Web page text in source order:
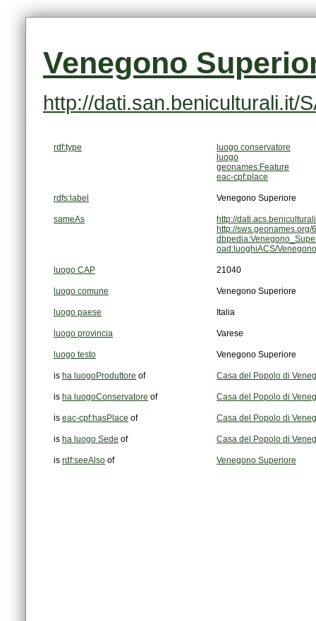
Venegono
http://dati.san.beniculturali.it/
rdf:type
luogo conservatore
luogo
geonames:Feature
eac-cpf:place
rdfs:label Venegono Superiore
sameAs
http://
http://sws.geonames.org/
oad:luoghiACS/
luogo CAP 21040
luogo comune Venegono Superiore
luogo paese Italia
luogo provincia Varese
luogo testo Venegono Superiore
is ha luogoProduttore of Casa del Popolo di
is ha luogoConservatore of Casa del Popolo di
is eac-cpf:hasPlace of Casa del Popolo di
is ha luogo Sede of Casa del Popolo di
is rdf:seeAlso of Venegono Superiore